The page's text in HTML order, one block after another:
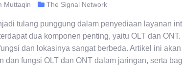
Muttaqin The Signal Network
tulang punggung dalam penyediaan layanan
dua komponen penting, yaitu OLT dan
dan lokasinya sangat berbeda. Artikel ini
dan fungsi OLT dan ONT dalam jaringan, serta